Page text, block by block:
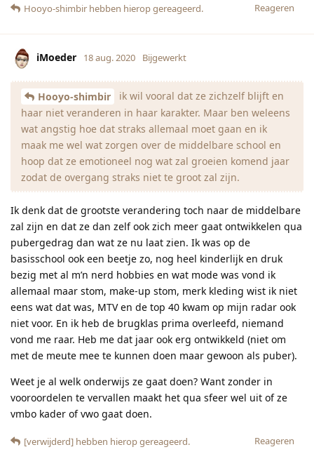
Reageren
Hooyo-shimbir hebben hierop gereageerd.
iMoeder 18 aug. 2020 Bijgewerkt
Hooyo-shimbir
ik wil vooral dat ze zichzelf blijft en
haar niet veranderen in haar karakter. Maar ben weleens
wat angstig hoe dat straks allemaal moet gaan en ik
maak me wel wat zorgen over de middelbare school en
hoop dat ze emotioneel nog wat zal groeien komend jaar
zodat de overgang straks niet te groot zal zijn.
Ik denk dat de grootste verandering toch naar de middelbare
zal zijn en dat ze dan zelf ook zich meer gaat ontwikkelen qua
pubergedrag dan wat ze nu laat zien. Ik was op de
basisschool ook een beetje zo, nog heel kinderlijk en druk
bezig met al m’n nerd hobbies en wat mode was vond ik
allemaal maar stom, make-up stom, merk kleding wist ik niet
eens wat dat was, MTV en de top 40 kwam op mijn radar ook
niet voor. En ik heb de brugklas prima overleefd, niemand
vond me raar. Heb me dat jaar ook erg ontwikkeld (niet om
met de meute mee te kunnen doen maar gewoon als puber).
Weet je al welk onderwijs ze gaat doen? Want zonder in
vooroordelen te vervallen maakt het qua sfeer wel uit of ze
vmbo kader of vwo gaat doen.
Reageren
[verwijderd] hebben hierop gereageerd.